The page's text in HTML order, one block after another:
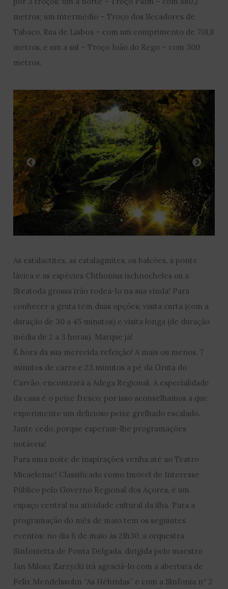
metros; um intermédio – Troço dos Secadores de
Tabaco, Rua de Lisboa – com um comprimento de 701,8
metros, e um a sul – Troço João do Rego – com 300
metros.
As estalactites, as estalagmites, os balcões, a ponte
lávica e as espécies Chthonius ischnocheles ou a
Steatoda grossa irão rodeá-lo na sua vinda! Para
conhecer a gruta tem duas opções: visita curta (com a
duração de 30 a 45 minutos) e visita longa (de duração
média de 2 a 3 horas). Marque já!
É hora da sua merecida refeição! A mais ou menos, 7
minutos de carro e 23 minutos a pé da Gruta do
Carvão, encontrará a Adega Regional. A especialidade
da casa é o peixe fresco, por isso aconselhamos a que
experimente um delicioso peixe grelhado escalado.
Jante cedo, porque esperam-lhe programações
notáveis!
Para uma noite de inspirações venha até ao Teatro
Micaelense! Classificado como Imóvel de Interesse
Público pelo Governo Regional dos Açores, é um
espaço central na atividade cultural da ilha. Para a
programação do mês de maio tem os seguintes
eventos: no dia 6 de maio às 21h30, a orquestra
Sinfonietta de Ponta Delgada, dirigida pelo maestro
Jan Milosz Zarzycki irá agraciá-lo com a abertura de
Felix Mendelssohn “As Hébridas” e com a Sinfonia nº 2